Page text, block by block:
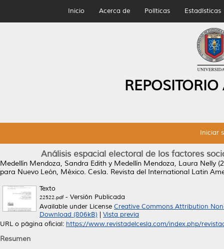
Inicio Acerca de Políticas Estadísticas
Iniciar
Análisis espacial electoral de los factores
Medellín Mendoza, Sandra Edith y Medellín Mendoza, Laura Nelly
para Nuevo León, México. Cesla. Revista del International Latin
Texto
22522.pdf- Versión Publicada
Available under License Creative Commons Attribution
Download (806kB)
Vista previa
URL o página oficial: https://www.revistadelcesla.com/index.php/
Resumen